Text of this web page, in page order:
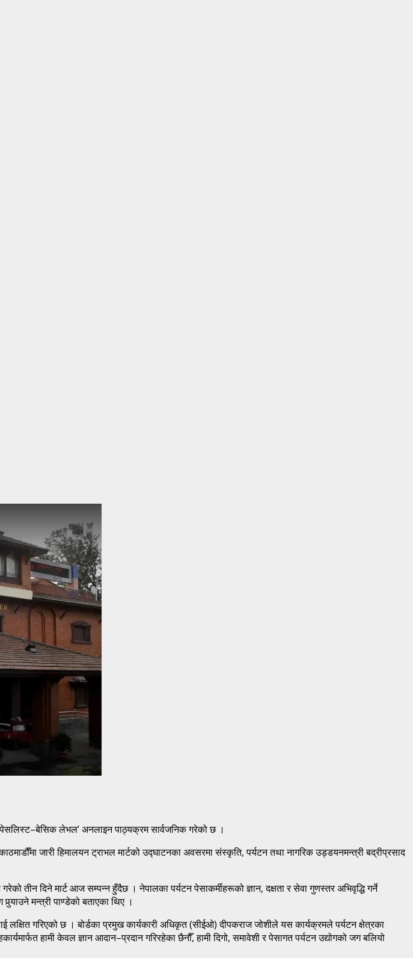
स्पेसलिस्ट–बेसिक लेभल’ अनलाइन पाठ्यक्रम सार्वजनिक गरेको छ ।
जारी हिमालयन ट्राभल मार्टको उद्घाटनका अवसरमा संस्कृति, पर्यटन तथा नागरिक उड्डयनमन्त्री बद्रीप्रसाद
तीन दिने मार्ट आज सम्पन्न हुँदैछ । नेपालका पर्यटन पेसाकर्मीहरूको ज्ञान, दक्षता र सेवा गुणस्तर अभिवृद्धि गर्ने
मन्त्री पाण्डेको बताएका थिए ।
लक्षित गरिएको छ । बोर्डका प्रमुख कार्यकारी अधिकृत (सीईओ) दीपकराज जोशीले यस कार्यक्रमले पर्यटन क्षेत्रका
हामी केवल ज्ञान आदान–प्रदान गरिरहेका छैनौँ, हामी दिगो, समावेशी र पेसागत पर्यटन उद्योगको जग बलियो